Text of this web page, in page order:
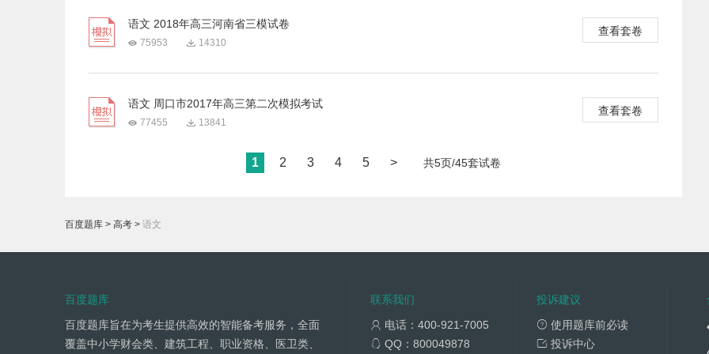
语文 2018年高三河南省三模试卷
75953 14310
查看套卷
语文 周口市2017年高三第二次模拟考试
77455 13841
查看套卷
1 2 3 4 5 > 共5页/45套试卷
百度题库 > 高考 > 语文
百度题库
百度题库旨在为考生提供高效的智能备考服务，全面
覆盖中小学财会类、建筑工程、职业资格、医卫类、
联系我们
电话：400-921-7005
QQ：800049878
投诉建议
使用题库前必读
投诉中心